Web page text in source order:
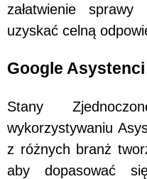
załatwienie sprawy
uzyskać celną
Google
Stany
wykorzystywaniu
z różnych branż
aby dopasować